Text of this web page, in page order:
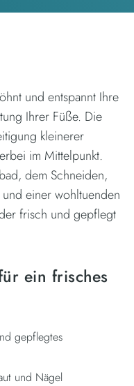
und entspannt Ihre
Ihrer Füße. Die
kleinerer
im Mittelpunkt.
dem Schneiden,
einer wohltuenden
frisch und gepflegt
ein frisches
gepflegtes
und Nägel